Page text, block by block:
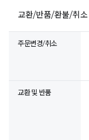
교환/반품/환불/취소
주문변경/취소
교환 및 반품